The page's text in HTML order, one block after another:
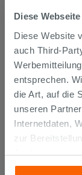
Diese
Diese Website
auch Third-
entsprechen.
die Art, auf die
unseren
Internetdaten,
zur
Analyse
anderen
AUCH...